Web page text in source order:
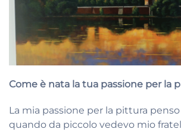
Come è nata la tua passione per la
La mia passione per la pittura penso
quando da piccolo vedevo mio